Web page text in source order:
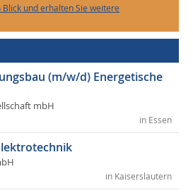
und erhalten Sie weitere
(m/w/d) Energetische
mbH
in Essen
in Kaiserslautern